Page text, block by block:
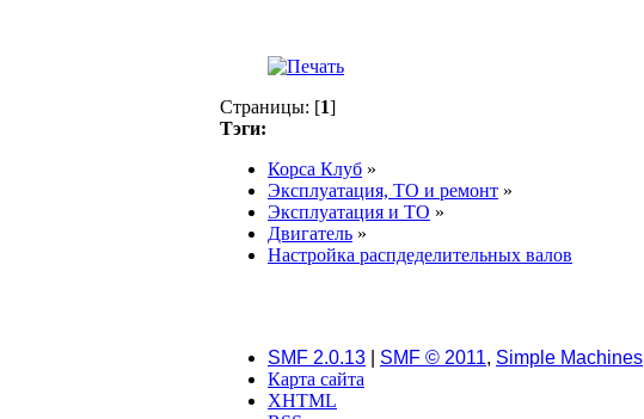
Страницы: [1]
Тэги:
Корса Клуб »
Эксплуатация, ТО и ремонт »
Эксплуатация и ТО »
Двигатель »
Настройка распдеделительных валов
SMF 2.0.13 SMF © 2011, Simple Machines
Карта сайта
XHTML